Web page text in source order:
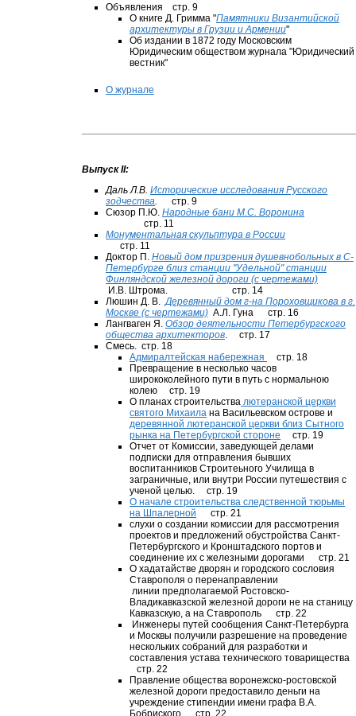
Объявления стр. 9
О книге Д. Гримма "Памятники Византийской
архитектуры в Грузии и Армении"
Об издании в 1872 году Московским
Юридическим обществом журнала "Юридический
вестник"
О журнале
Выпуск II:
Даль Л.В.Исторические исследования Русского
зодчества.стр. 9
Сюзор П.Ю.Народные бани М.С. Воронина
стр. 11
Монументальная скульптура в России
стр. 11
Доктор П.Новый дом призрения душевнобольных в С-
Петербурге близ станции "Удельной" станции
Финляндской железной дороги (с чертежами)
И.В. Штрома. стр. 14
Люшин Д. В.Деревянный дом г-на Пороховщикова в г.
Москве (с чертежами) А.Л. Гуна стр. 16
Лангваген Я.Обзор деятельности Петербургского
общества архитекторов. стр. 17
Смесь. стр. 18
Адмиралтейская набережная
стр. 18
Превращение в несколько часов
ширококолейного пути в путь с нормальною
колею стр. 19
О планах строительства лютеранской церкви
святого Михаила на Васильевском острове и
деревянной лютеранской церкви близ Сытного
рынка на Петербургской стороне стр. 19
Отчет от Комиссии, заведующей делами
подписки для отправления бывших
воспитанников Строитеьного Училища в
заграничные, или внутри России путешествия с
ученой целью. стр. 19
О начале строительства следственной тюрьмы
на Шпалерной стр. 21
слухи о создании комиссии для рассмотрения
проектов и предложений обустройства Санкт-
Петербургского и Кронштадского портов и
соединение их с железными дорогами стр. 21
О хадатайстве дворян и городского сословия
Ставрополя о перенаправлении
линии предполагаемой Ростовско-
Владикавказской железной дороги не на станицу
Кавказскую, а на Ставрополь стр. 22
Инженеры путей сообщения Санкт-Петербурга
и Москвы получили разрешение на проведение
нескольких собраний для разработки и
составления устава технического товарищества
стр. 22
Правление общества воронежско-ростовской
железной дороги предоставило деньги на
учреждение стипендии имени графа В.А.
Бобриского стр. 22